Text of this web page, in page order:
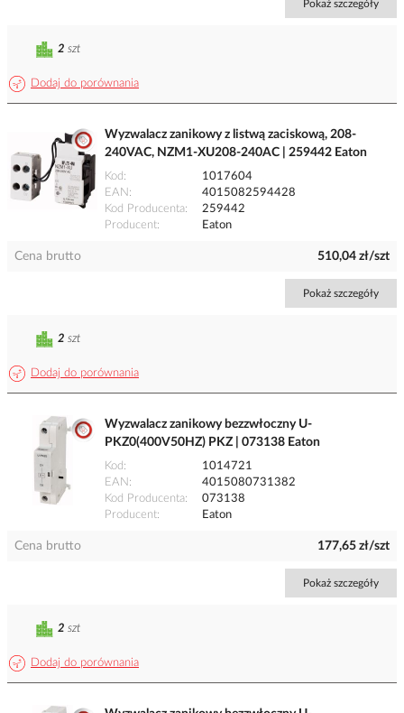
Pokaż szczegóły
Dodaj do porównania
2 szt
Wyzwalacz zanikowy z listwą zaciskową, 208-
240VAC, NZM1-XU208-240AC | 259442 Eaton
Kod
1017604
EAN
4015082594428
Kod Producenta
259442
Producent
Eaton
Cena brutto 510,04 zł/szt
Pokaż szczegóły
Dodaj do porównania
2 szt
Wyzwalacz zanikowy bezzwłoczny U-
PKZ0(400V50HZ) PKZ | 073138 Eaton
Kod
1014721
EAN
4015080731382
Kod Producenta
073138
Producent
Eaton
Cena brutto 177,65 zł/szt
Pokaż szczegóły
Dodaj do porównania
2 szt